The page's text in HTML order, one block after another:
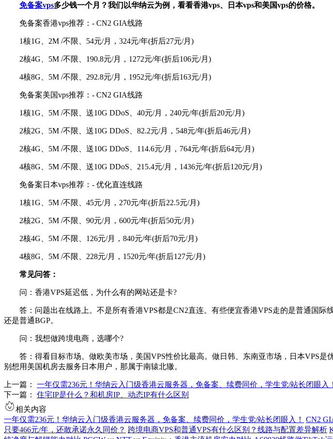
免备案vps多少钱一个月？我们以华纳云为例，看看香港vps、日本vps和美国vps的价格。
免备案香港vps推荐：- CN2 GIA线路
1核1G、2M /不限、54元/月，324元/年(折后27元/月)
2核4G、5M /不限、190.8元/月，1272元/年(折后106元/月)
4核8G、5M /不限、292.8元/月，1952元/年(折后163元/月)
免备案美国vps推荐：- CN2 GIA线路
1核1G、5M /不限、送10G DDoS、40元/月，240元/年(折后20元/月)
2核2G、5M /不限、送10G DDoS、82.2元/月，548元/年(折后46元/月)
2核4G、5M /不限、送10G DDoS、114.6元/月，764元/年(折后64元/月)
4核8G、5M /不限、送10G DDoS、215.4元/月，1436元/年(折后120元/月)
免备案日本vps推荐：- 优化直连线路
1核1G、5M /不限、45元/月，270元/年(折后22.5元/月)
2核2G、5M /不限、90元/月，600元/年(折后50元/月)
2核4G、5M /不限、126元/月，840元/年(折后70元/月)
4核8G、5M /不限、228元/月，1520元/年(折后127元/月)
常见问答：
问：香港VPS延迟低，为什么有的网站还是卡?
答：问题出在线路上。不是所有香港VPS都是CN2直连。有些便宜香港VPS走的是普通国际
还是普通BGP。
问：我想做跨境电商，选哪个?
答：得看目标市场。做欧美市场，美国VPS性价比最高。做日韩、东南亚市场，日本VPS是
别想用美国机房去服务日本用户，那属于南辕北辙。
上一篇： 一年仅需236元！华纳云入门级香港云服务器，免备案、续费同价，学生党/站长闭眼入！
下一篇： 住宅IP是什么？和机房IP、动态IP有什么区别
相关内容
一年仅需236元！华纳云入门级香港云服务器，免备案、续费同价，学生党/站长闭眼入！
CN2
只要466元/年，还敢承诺永久同价？ 跨境电商VPS和普通VPS有什么区别？线路与配置差异解析